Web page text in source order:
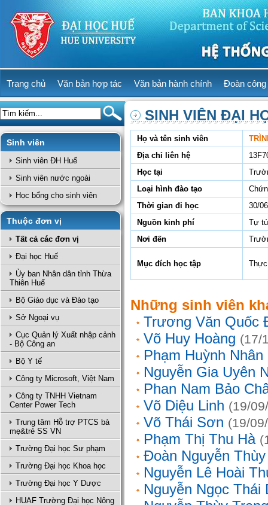
Trang chủ Văn bản hợp tác Văn bản hành chính Đoàn công
Sinh viên
Sinh viên ĐH Huế
Sinh viên nước ngoài
Học bổng cho sinh viên
Thuộc đơn vị
Tất cả các đơn vị
Đại học Huế
Ủy ban Nhân dân tỉnh Thừa
Thiên Huế
Bộ Giáo dục và Đào tạo
Sở Ngoại vụ
Cục Quản lý Xuất nhập cảnh
- Bộ Công an
Bộ Y tế
Công ty Microsoft, Việt Nam
Công ty TNHH Vietnam
Center Power Tech
Trung tâm Hỗ trợ PTCS bà
mẹ&trẻ SS VN
Trường Đại học Sư phạm
Trường Đại học Khoa học
Trường Đại học Y Dược
HUAF Trường Đại học Nông
SINH VIÊN ĐẠI
Họ và tên sinh viên
Địa chỉ liên hệ
Học tại
Loại hình đào tạo
Thời gian đi học
30/
Nguồn kinh phí
Tự
Nơi đến
Mục đích học tập Thực
Những sinh viên
Trương Văn Quốc
Võ Huy Hoàng (17/
Phạm Huỳnh Nhân
Nguyễn Gia Uyên
Phan Nam Bảo
Võ Diệu Linh (19/
Võ Thái Sơn (19/
Phạm Thị Thu Hà
Đoàn Nguyễn
Nguyễn Lê Hoài
Nguyễn Ngọc Thái